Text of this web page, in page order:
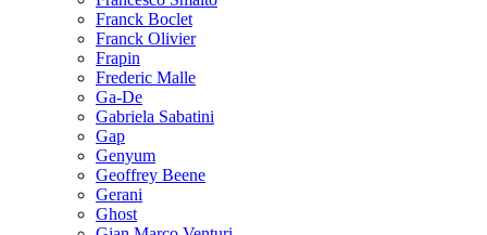
Franck Boclet
Franck Olivier
Frapin
Frederic Malle
Ga-De
Gabriela Sabatini
Gap
Genyum
Geoffrey Beene
Gerani
Ghost